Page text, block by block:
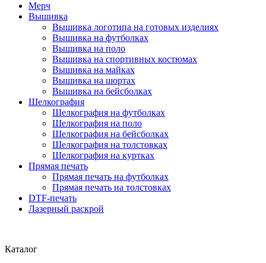
Мерч
Вышивка
Вышивка логотипа на готовых изделиях
Вышивка на футболках
Вышивка на поло
Вышивка на спортивных костюмах
Вышивка на майках
Вышивка на шортах
Вышивка на бейсболках
Шелкография
Шелкография на футболках
Шелкография на поло
Шелкография на бейсболках
Шелкография на толстовках
Шелкография на куртках
Прямая печать
Прямая печать на футболках
Прямая печать на толстовках
DTF-печать
Лазерный раскрой
Каталог